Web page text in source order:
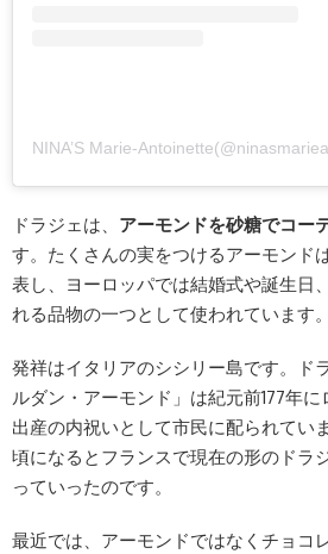
NINA’S Marie-
ドラジェは、 アーモンドを砂糖でコー
す。たくさんの実をつけるアーモンド
表し、ヨーロッパでは結婚式や誕生日
れる品物の一つとして使われています。
発祥はイタリアのシシリー島です。ド
ルダン・アーモンド」は紀元前177年
出産の内祝いとして市民に配られてい
頃になるとフランスで現在の形のドラ
っていったのです。
最近では、アーモンドではなくチョコ